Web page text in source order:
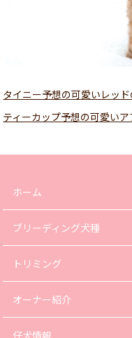
タイニー予想の可愛いレッド
ティーカップ予想の可愛い
ホーム
ブリーディング犬種
トリミング
オーナー紹介